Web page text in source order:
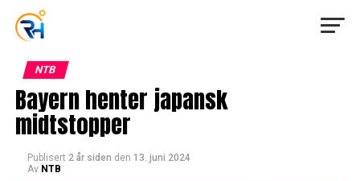
NTB
Bayern henter japansk
midtstopper
Publisert 2 år siden den 13. juni 2024
Av NTB